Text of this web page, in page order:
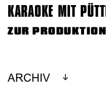
KARAOKE MIT
ZUR PRODUKTION
ARCHIV